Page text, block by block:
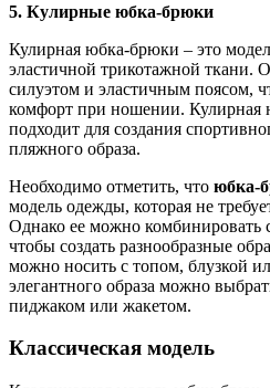
5. Кулирные юбка-брюки
Кулирная юбка-брюки – это
эластичной трикотажной ткани.
силуэтом и эластичным поясом,
комфорт при ношении. Кулирная
подходит для создания
пляжного образа.
Необходимо отметить, что юбка-
модель одежды, которая не
Однако ее можно комбинировать
чтобы создать разнообразные
можно носить с топом, блузкой
элегантного образа можно
пиджаком или жакетом.
Классическая модель